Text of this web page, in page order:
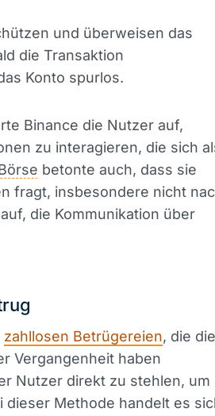
und überweisen das
die Transaktion
Konto spurlos.
Binance die Nutzer auf,
zu interagieren, die sich
betonte auch, dass sie
fragt, insbesondere nicht
die Kommunikation über
zahllosen Betrügereien, die die
Vergangenheit haben
Nutzer direkt zu stehlen, um
dieser Methode handelt es